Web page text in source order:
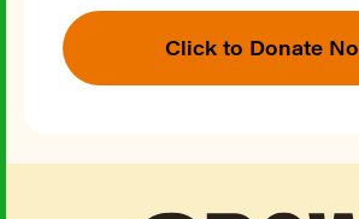
Click to Donate